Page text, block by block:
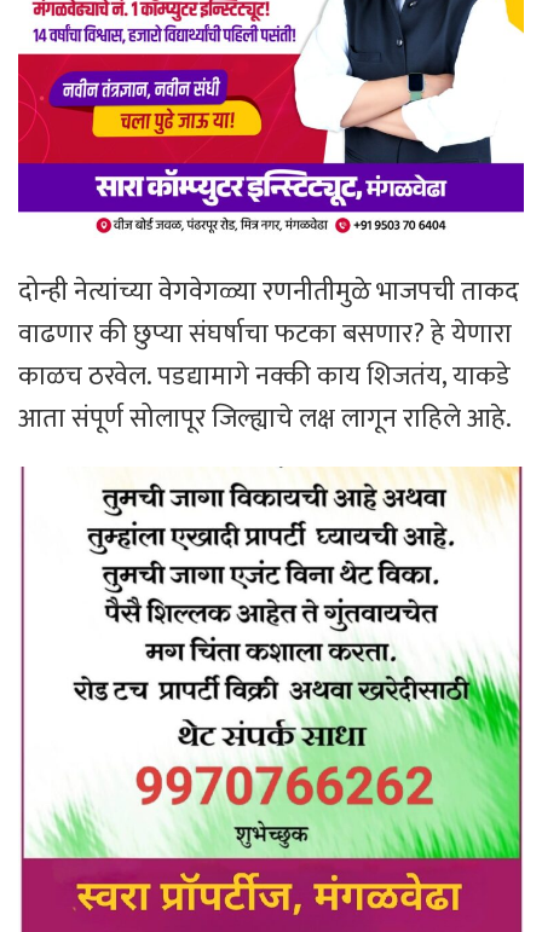
​दोन्ही नेत्यांच्या वेगवेगळ्या रणनीतीमुळे भाजपची ताकद
वाढणार की छुप्या संघर्षाचा फटका बसणार? हे येणारा
काळच ठरवेल. ​पडद्यामागे नक्की काय शिजतंय, याकडे
आता संपूर्ण सोलापूर जिल्ह्याचे लक्ष लागून राहिले आहे.